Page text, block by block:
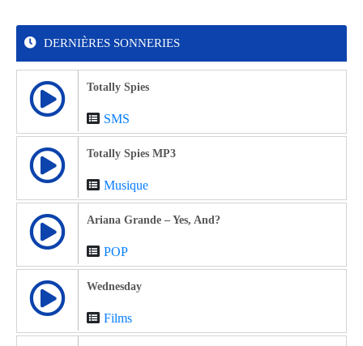
DERNIÈRES SONNERIES
Totally Spies
SMS
Totally Spies MP3
Musique
Ariana Grande – Yes, And?
POP
Wednesday
Films